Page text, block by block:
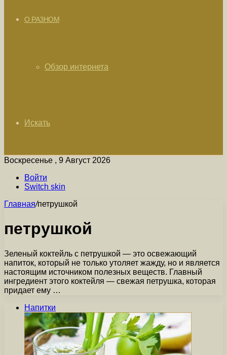
О РАЗНОМ
Обзор интернета
Искать
Воскресенье , 9 Август 2026
Войти
Switch skin
Главная/петрушкой
петрушкой
Зеленый коктейль с петрушкой — это освежающий
напиток, который не только утоляет жажду, но и является
настоящим источником полезных веществ. Главный
ингредиент этого коктейля — свежая петрушка, которая
придает ему …
Напитки